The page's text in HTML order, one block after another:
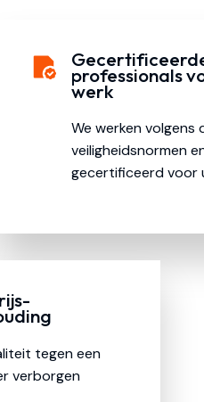
professionals
werk
We werken volgens
veiligheidsnormen
gecertificeerd voor
tegen een
verborgen